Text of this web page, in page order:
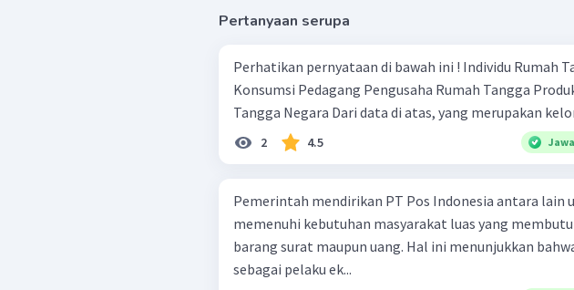
Pertanyaan serupa
Perhatikan pernyataan di bawah ini ! Individu Rumah Tangga
Konsumsi Pedagang Pengusaha Rumah Tangga Produksi Rumah
Tangga Negara Dari data di atas, yang merupakan
2 4.5
Pemerintah mendirikan PT Pos Indonesia antara lain
memenuhi kebutuhan masyarakat luas yang
barang surat maupun uang. Hal ini menunjukkan
sebagai pelaku ek...